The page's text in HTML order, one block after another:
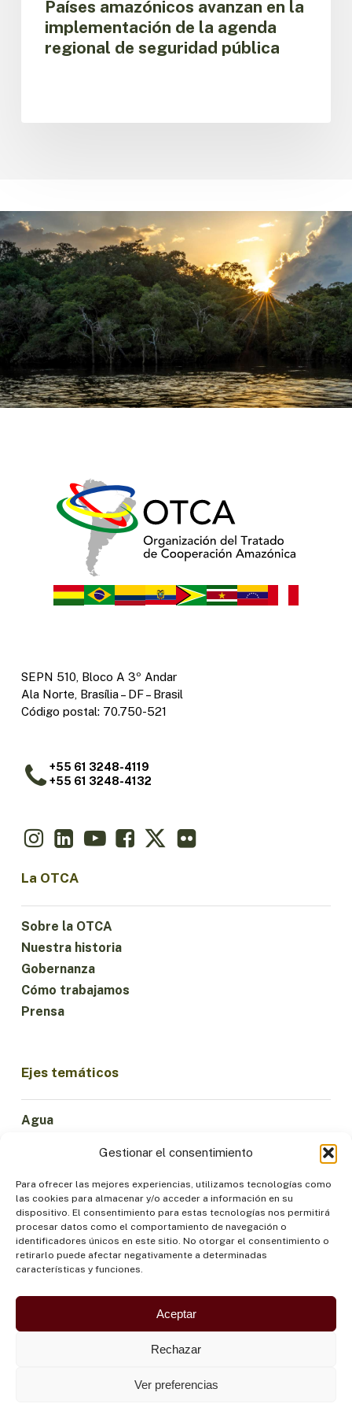
Gestionar el consentimiento
Para ofrecer las mejores experiencias, utilizamos tecnologías como
las cookies para almacenar y/o acceder a información en su
dispositivo. El consentimiento para estas tecnologías nos permitirá
procesar datos como el comportamiento de navegación o
identificadores únicos en este sitio. No otorgar el consentimiento o
retirarlo puede afectar negativamente a determinadas
características y funciones.
Aceptar
Rechazar
Ver preferencias
Países amazónicos avanzan en la
implementación de la agenda
regional de seguridad pública
SEPN 510, Bloco A 3º Andar
Ala Norte, Brasília – DF – Brasil
Código postal: 70.750-521
+55 61 3248-4119
+55 61 3248-4132
La OTCA
Sobre la OTCA
Nuestra historia
Gobernanza
Cómo trabajamos
Prensa
Ejes temáticos
Agua
Economía Sostenible
Bosques y Biodiversidad
Institucionalidad
Participación
Pueblos Indígenas